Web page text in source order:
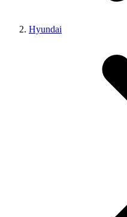
Hyundai